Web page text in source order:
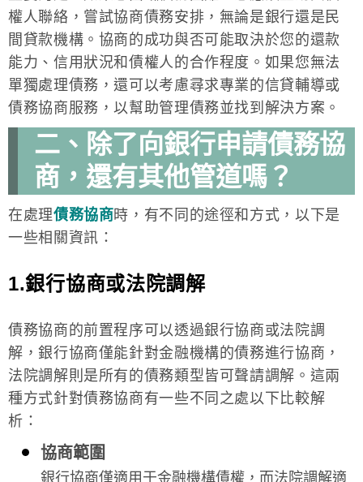
權人聯絡，嘗試協商債務安排，無論是銀行還是民
間貸款機構。協商的成功與否可能取決於您的還款
能力、信用狀況和債權人的合作程度。如果您無法
單獨處理債務，還可以考慮尋求專業的信貸輔導或
債務協商服務，以幫助管理債務並找到解決方案。
二、除了向銀行申請債務協
商，還有其他管道嗎？
在處理債務協商時，有不同的途徑和方式，以下是
一些相關資訊：
1.銀行協商或法院調解
債務協商的前置程序可以透過銀行協商或法院調
解，銀行協商僅能針對金融機構的債務進行協商，
法院調解則是所有的債務類型皆可聲請調解。這兩
種方式針對債務協商有一些不同之處以下比較解
析：
協商範圍
銀行協商僅適用于金融機構債權，而法院調解適